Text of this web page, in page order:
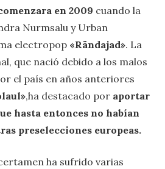
en 2009 cuando la
Nurmsalu y Urban
electropop «Rändajad». La
que nació debido a los malos
el país en años anteriores
,ha destacado por aportar
hasta entonces no habían
preselecciones europeas.
ha sufrido varias